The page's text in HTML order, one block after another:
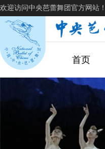
欢迎访问中央芭蕾舞团官方网站！
首页